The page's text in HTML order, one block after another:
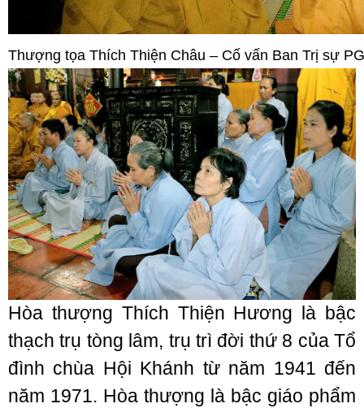
Thượng tọa Thích Thiện Châu – Cố vấn Ban Trị sự
Hòa thượng Thích Thiện Hương là bậc
thạch trụ tòng lâm, trụ trì đời thứ 8 của Tổ
đình chùa Hội Khánh từ năm 1941 đến
năm 1971. Hòa thượng là bậc giáo phẩm